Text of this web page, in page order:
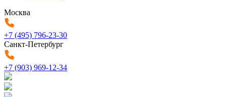
Москва
+7 (495) 796-23-30
Санкт-Петербург
+7 (903) 969-12-34